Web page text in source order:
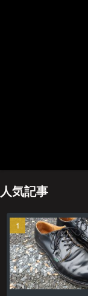
人気記事